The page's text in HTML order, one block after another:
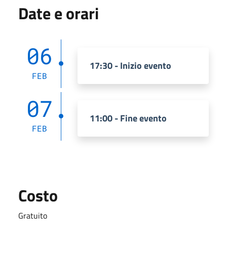
Date e orari
06
FEB
17:30 - Inizio evento
07
FEB
11:00 - Fine evento
Costo
Gratuito